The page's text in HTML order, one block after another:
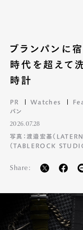
ブランパンに宿
時代を超えて
時計
PR Watches
パン
2026.07.28
写真：渡邉宏基（
（TABLEROCK
Share: